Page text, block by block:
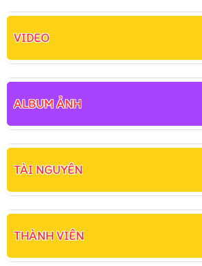
VIDEO
ALBUM ẢNH
TÀI NGUYÊN
THÀNH VIÊN